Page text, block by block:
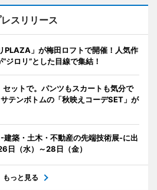
スリリース
PLAZA」が梅田ロフトで開催！人気作
ジロリ”とした目線で集結！
ットで。パンツもスカートも気分で
テンボトムの「秋映えコーデSET」が
築・土木・不動産の先端技術展-に出
日（水）～28日（金）
もっと見る